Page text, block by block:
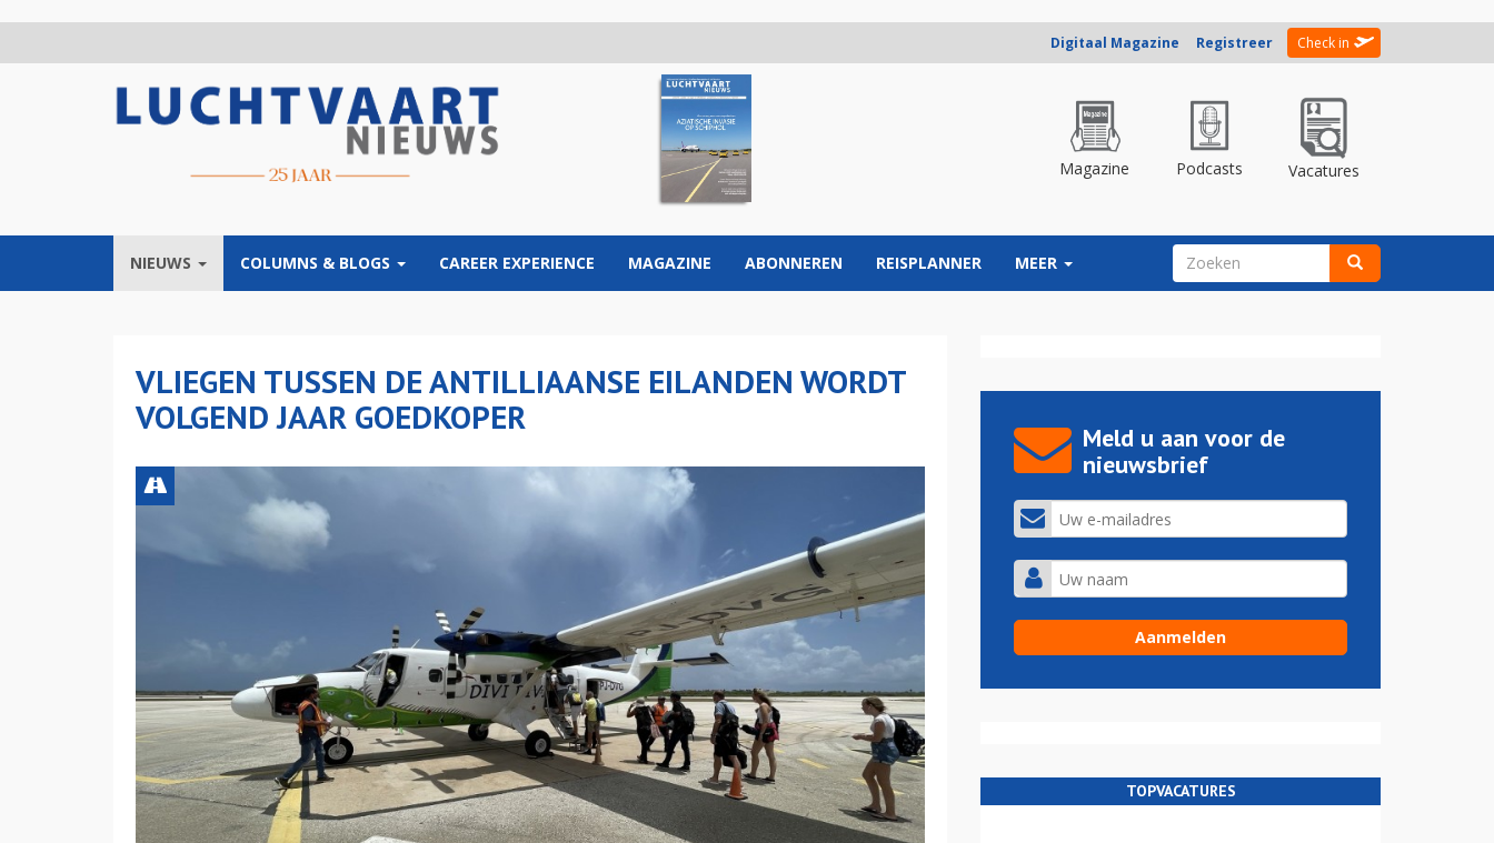
Digitaal Magazine Registreer Check in
Magazine Podcasts Vacatures
NIEUWS COLUMNS & BLOGS CAREER EXPERIENCE MAGAZINE ABONNEREN REISPLANNER MEER ZOEKVELD
VLIEGEN TUSSEN DE ANTILLIAANSE EILANDEN WORDT
VOLGEND JAAR GOEDKOPER
Meld u aan voor de
nieuwsbrief
TOPVACATURES